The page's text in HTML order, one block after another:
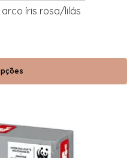
arco íris rosa/lilás